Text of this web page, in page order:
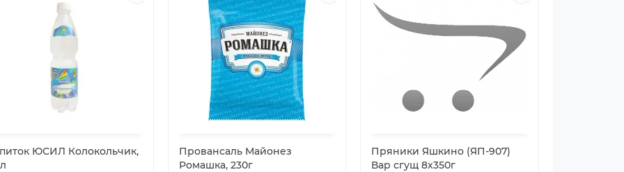
ЮСИЛ Колокольчик,
Провансаль Майонез
Ромашка, 230г
Пряники Яшкино (ЯП-907)
Вар сгущ 8х350г